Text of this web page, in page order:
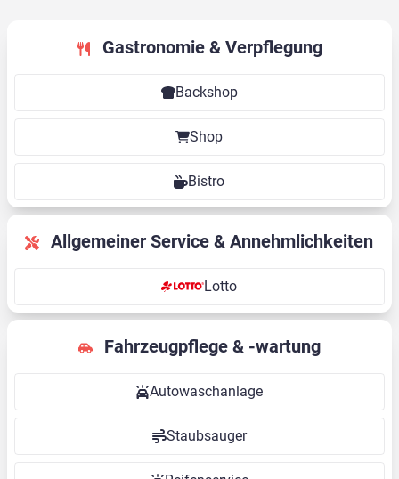
Gastronomie & Verpflegung
Backshop
Shop
Bistro
Allgemeiner Service & Annehmlichkeiten
Lotto
Fahrzeugpflege & -wartung
Autowaschanlage
Staubsauger